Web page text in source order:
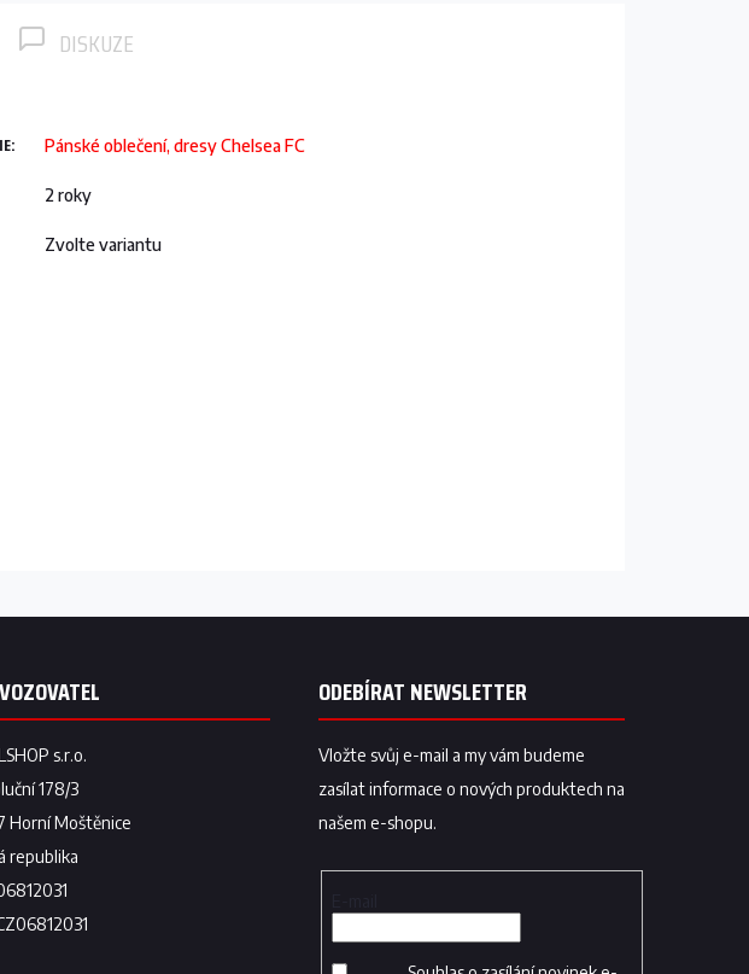
DISKUZE
: Pánské oblečení, dresy Chelsea FC
2 roky
Zvolte variantu
ODEBÍRAT NEWSLETTER
Vložte svůj e-mail a my vám budeme
zasílat informace o nových produktech na
našem e-shopu.